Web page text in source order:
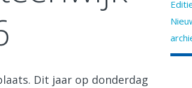
Dit jaar op donderdag